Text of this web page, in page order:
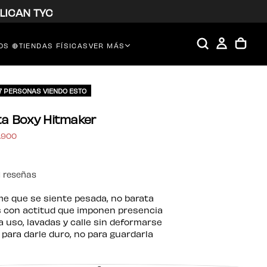
TYC
🔴TIENDAS FÍSICASVER MÁS
PERSONAS VIENDO ESTO
Boxy Hitmaker
reseñas
que se siente pesada, no barata
con actitud que imponen presencia
uso, lavadas y calle sin deformarse
darle duro, no para guardarla